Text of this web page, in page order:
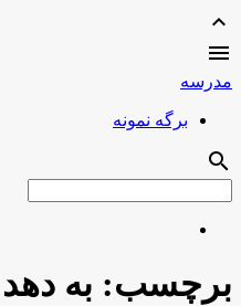
expand_less

مدرسه
برگه نمونه
search
برچسب: به دهد